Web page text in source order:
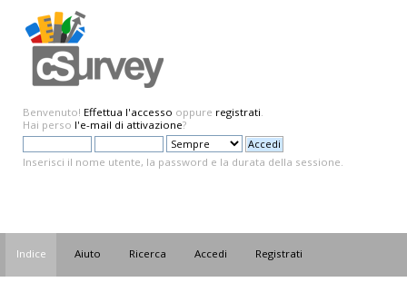
Benvenuto! Effettua l'accesso oppure registrati.
Hai perso l'e-mail di attivazione?
Inserisci il nome utente, la password e la durata della sessione.
Indice Aiuto Ricerca Accedi Registrati